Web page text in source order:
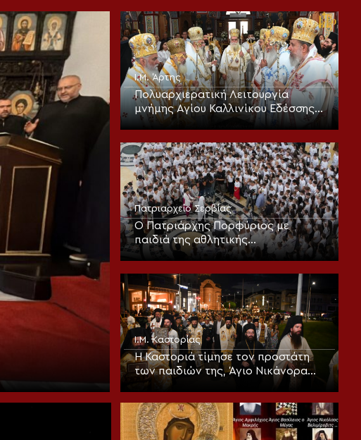
Ι.Μ. Άρτης
Πολυαρχιερατική Λειτουργία
μνήμης Αγίου Καλλινίκου Εδέσσης
και τα ονομαστήρια του
Πατριαρχείο Σερβίας
Ο Πατριάρχης Πορφύριος με
παιδιά της αθλητικής
κατασκήνωσης «Η Σερβία σε καλεί»
Ι.Μ. Καστορίας
Η Καστοριά τίμησε τον προστάτη
των παιδιών της, Άγιο Νικάνορα
τον Θαυματουργό